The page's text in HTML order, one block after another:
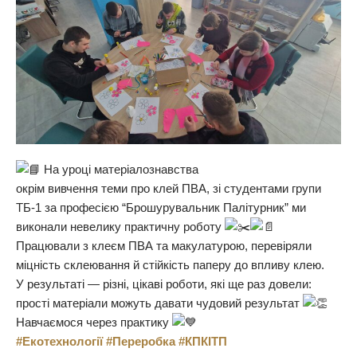
На уроці матеріалознавства
окрім вивчення теми про клей ПВА, зі студентами групи
ТБ-1 за професією “Брошурувальник Палітурник” ми
виконали невелику практичну роботу
Працювали з клеєм ПВА та макулатурою, перевіряли
міцність склеювання й стійкість паперу до впливу клею.
У результаті — різні, цікаві роботи, які ще раз довели:
прості матеріали можуть давати чудовий результат
Навчаємося через практику
#Екотехнології #Переробка #КПКІТП